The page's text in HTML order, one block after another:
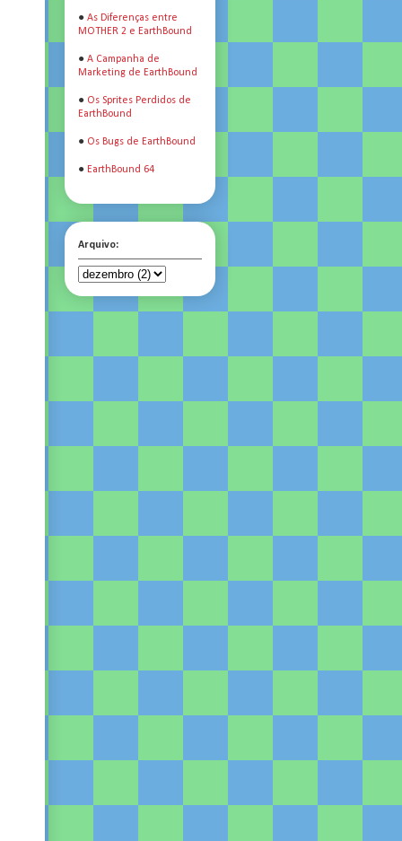
● As Diferenças entre
MOTHER 2 e EarthBound
● A Campanha de
Marketing de EarthBound
● Os Sprites Perdidos de
EarthBound
● Os Bugs de EarthBound
● EarthBound 64
Arquivo: